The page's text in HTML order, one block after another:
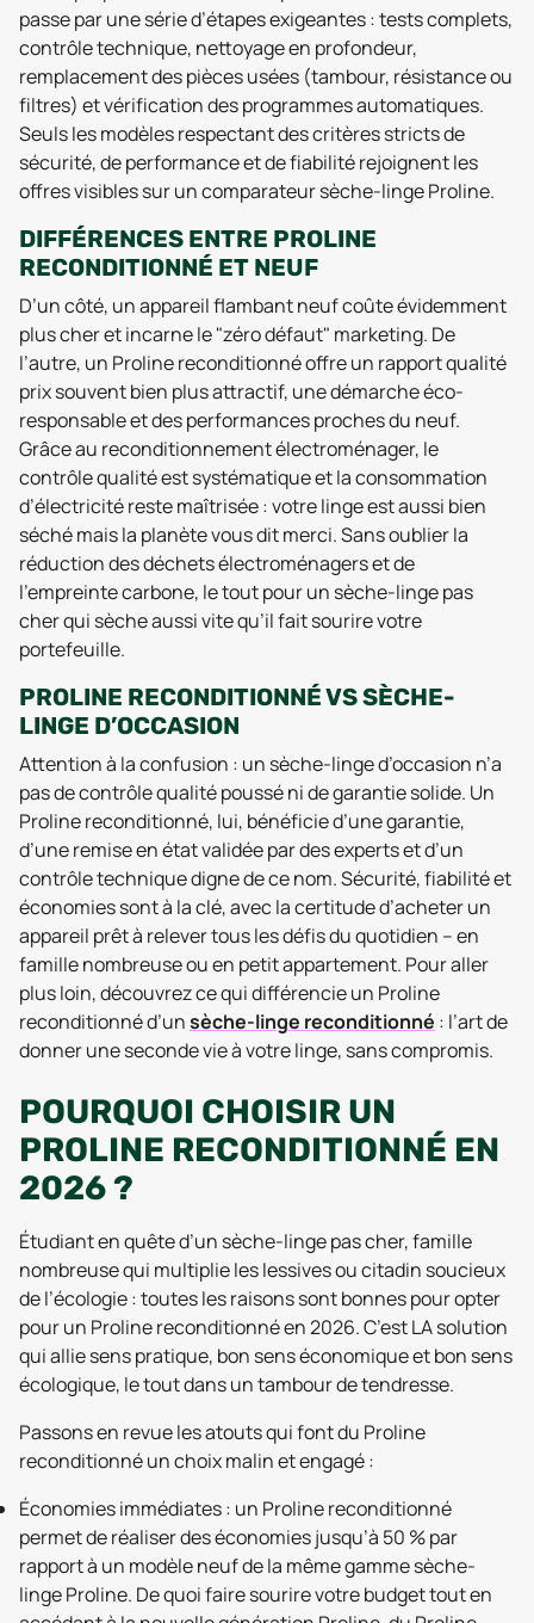
passe par une série d’étapes exigeantes : tests complets,
contrôle technique, nettoyage en profondeur,
remplacement des pièces usées (tambour, résistance ou
filtres) et vérification des programmes automatiques.
Seuls les modèles respectant des critères stricts de
sécurité, de performance et de fiabilité rejoignent les
offres visibles sur un comparateur sèche-linge Proline.
DIFFÉRENCES ENTRE PROLINE
RECONDITIONNÉ ET NEUF
D’un côté, un appareil flambant neuf coûte évidemment
plus cher et incarne le "zéro défaut" marketing. De
l’autre, un Proline reconditionné offre un rapport qualité
prix souvent bien plus attractif, une démarche éco-
responsable et des performances proches du neuf.
Grâce au reconditionnement électroménager, le
contrôle qualité est systématique et la consommation
d’électricité reste maîtrisée : votre linge est aussi bien
séché mais la planète vous dit merci. Sans oublier la
réduction des déchets électroménagers et de
l’empreinte carbone, le tout pour un sèche-linge pas
cher qui sèche aussi vite qu’il fait sourire votre
portefeuille.
PROLINE RECONDITIONNÉ VS SÈCHE-
LINGE D’OCCASION
Attention à la confusion : un sèche-linge d’occasion n’a
pas de contrôle qualité poussé ni de garantie solide. Un
Proline reconditionné, lui, bénéficie d’une garantie,
d’une remise en état validée par des experts et d’un
contrôle technique digne de ce nom. Sécurité, fiabilité et
économies sont à la clé, avec la certitude d’acheter un
appareil prêt à relever tous les défis du quotidien – en
famille nombreuse ou en petit appartement. Pour aller
plus loin, découvrez ce qui différencie un Proline
reconditionné d’unsèche-linge reconditionné : l’art de
donner une seconde vie à votre linge, sans compromis.
POURQUOI CHOISIR UN
PROLINE RECONDITIONNÉ EN
2026 ?
Étudiant en quête d’un sèche-linge pas cher, famille
nombreuse qui multiplie les lessives ou citadin soucieux
de l’écologie : toutes les raisons sont bonnes pour opter
pour un Proline reconditionné en 2026. C’est LA solution
qui allie sens pratique, bon sens économique et bon sens
écologique, le tout dans un tambour de tendresse.
Passons en revue les atouts qui font du Proline
reconditionné un choix malin et engagé :
Économies immédiates : un Proline reconditionné
permet de réaliser des économies jusqu’à 50 % par
rapport à un modèle neuf de la même gamme sèche-
linge Proline. De quoi faire sourire votre budget tout en